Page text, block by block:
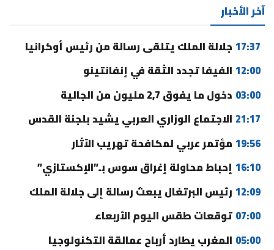
آخر الأخبار
17:37 جلالة الملك يتلقى رسالة من رئيس أوكرانيا
12:00 الفيفا تجدد الثقة في إنفانتينو
03:00 دخول ما يفوق 2,7 مليون من الجالية
21:17 الاجتماع الوزاري العربي يشيد بلجنة القدس
19:56 مؤتمر عربي لمكافحة تهريب الآثار
16:10 إحباط محاولة إغراق سوس بـ”الإكستازي”
12:09 رئيس البرتغال يبعث رسالة إلى جلالة الملك
07:00 توقعات طقس اليوم الأربعاء
05:00 المغرب يطارد أرباح عمالقة التكنولوجيا